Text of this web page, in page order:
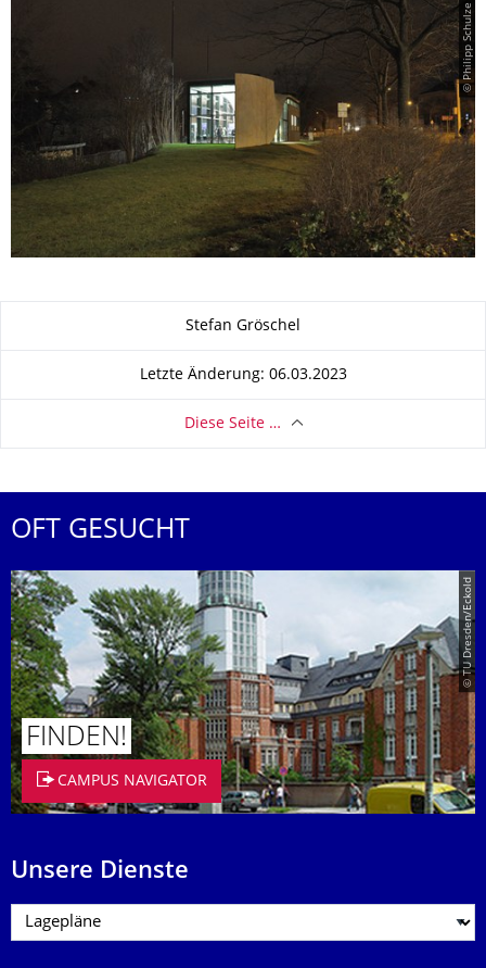
© Philipp Schulze
Stefan Gröschel
Letzte Änderung: 06.03.2023
Diese Seite …
OFT GESUCHT
© TU Dresden/Eckold
FINDEN!
CAMPUS NAVIGATOR
Unsere Dienste